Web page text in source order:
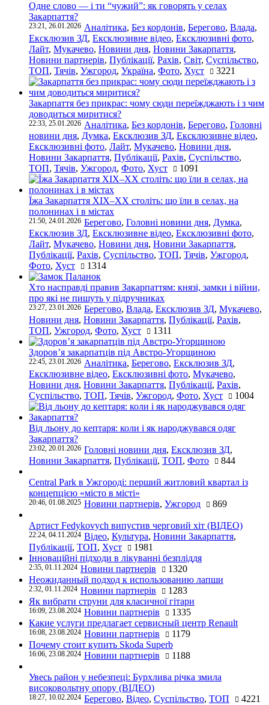
Одне слово — і ти “чужий”: як говорять у селах
Закарпаття?
23:21, 26.01.2026 Аналітика, Без кордонів, Берегово, Влада,
Ексклюзив ЗД, Ексклюзивне відео, Ексклюзивні фото,
Лайт, Мукачево, Новини дня, Новини Закарпаття,
Новини партнерів, Публікації, Рахів, Світ, Суспільство,
ТОП, Тячів, Ужгород, Україна, Фото, Хуст 3221
Закарпаття без прикрас: чому сюди переїжджають і з чим
доводиться миритися?
22:33, 25.01.2026 Аналітика, Без кордонів, Берегово, Головні
новини дня, Думка, Ексклюзив ЗД, Ексклюзивне відео,
Ексклюзивні фото, Лайт, Мукачево, Новини дня,
Новини Закарпаття, Публікації, Рахів, Суспільство,
ТОП, Тячів, Ужгород, Фото, Хуст 1091
Їжа Закарпаття ХІХ–ХХ століть: що їли в селах, на
полонинах і в містах
21:50, 24.01.2026 Берегово, Головні новини дня, Думка,
Ексклюзив ЗД, Ексклюзивне відео, Ексклюзивні фото,
Лайт, Мукачево, Новини дня, Новини Закарпаття,
Публікації, Рахів, Суспільство, ТОП, Тячів, Ужгород,
Фото, Хуст 1314
Хто насправді правив Закарпаттям: князі, замки і війни,
про які не пишуть у підручниках
23:27, 23.01.2026 Берегово, Влада, Ексклюзив ЗД, Мукачево,
Новини дня, Новини Закарпаття, Публікації, Рахів,
ТОП, Ужгород, Фото, Хуст 1311
Здоров’я закарпатців під Австро-Угорщиною
22:45, 23.01.2026 Аналітика, Берегово, Ексклюзив ЗД,
Ексклюзивне відео, Ексклюзивні фото, Мукачево,
Новини дня, Новини Закарпаття, Публікації, Рахів,
Суспільство, ТОП, Тячів, Ужгород, Фото, Хуст 1004
Від льону до кептаря: коли і як народжувався одяг
Закарпаття?
23:02, 20.01.2026 Головні новини дня, Ексклюзив ЗД,
Новини Закарпаття, Публікації, ТОП, Фото 844
Central Park в Ужгороді: перший житловий квартал із
концепцією «місто в місті»
20:46, 01.08.2025 Новини партнерів, Ужгород 869
Артист Fedykovych випустив черговий хіт (ВІДЕО)
22:24, 04.11.2024 Відео, Культура, Новини Закарпаття,
Публікації, ТОП, Хуст
1981
Інноваційні підходи в лікуванні безпліддя
2:35, 01.11.2024 Новини партнерів
1320
Неожиданный подход к использованию лапши
2:32, 01.11.2024 Новини партнерів
1283
Як вибрати струни для класичної гітари
16:09, 23.08.2024 Новини партнерів
1335
Какие услуги предлагает сервисный центр Renault
16:08, 23.08.2024 Новини партнерів
1179
Почему стоит купить Skoda Superb
16:06, 23.08.2024 Новини партнерів 1188
Увесь район у небезпеці: Бурхлива річка змила
високовольтну опору (ВІДЕО)
18:27, 10.02.2024 Берегово, Відео, Суспільство, ТОП 4221